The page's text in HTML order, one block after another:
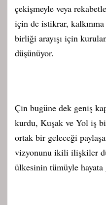
çekişmeyle veya
için de istikrar,
birliği arayışı için
düşünüyor.
Çin bugüne dek geniş
kurdu, Kuşak ve Yol iş
ortak bir geleceği
vizyonunu ikili ilişkiler
ülkesinin tümüyle hayata